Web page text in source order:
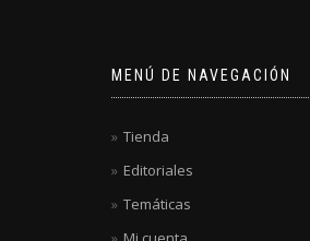
MENÚ DE NAVEGACIÓN
Tienda
Editoriales
Temáticas